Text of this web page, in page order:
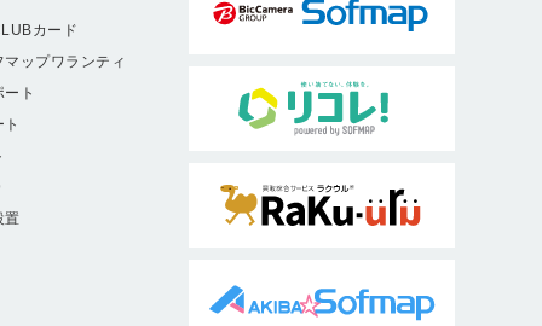
カード
ップワランティ
ト
置